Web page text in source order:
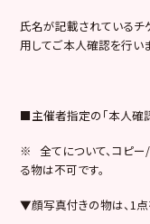
氏名が記載されているチ
用してご本人確認を行い
■主催者指定の「本人確
※ 全てについて、コピ
る物は不可です。
▼顔写真付きの物は、1点